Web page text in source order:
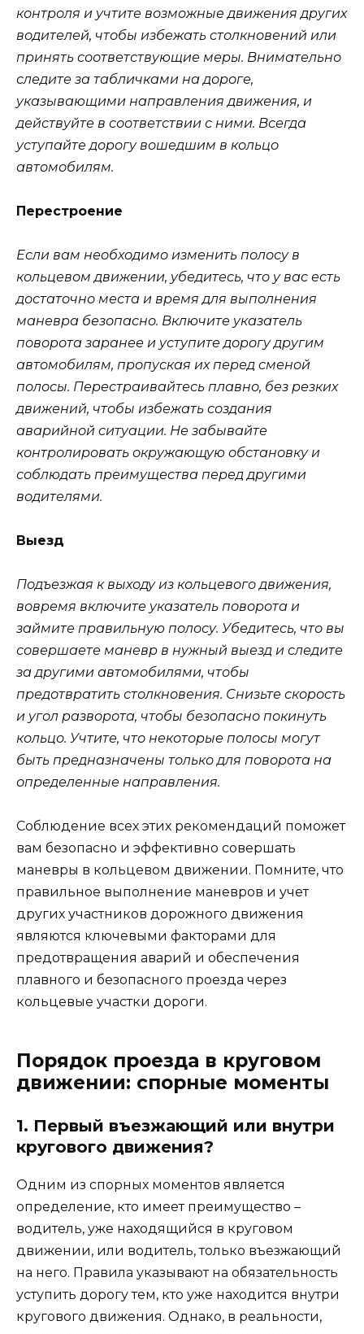
контроля и учтите возможные движения других
водителей, чтобы избежать столкновений или
принять соответствующие меры. Внимательно
следите за табличками на дороге,
указывающими направления движения, и
действуйте в соответствии с ними. Всегда
уступайте дорогу вошедшим в кольцо
автомобилям.
Перестроение
Если вам необходимо изменить полосу в
кольцевом движении, убедитесь, что у вас есть
достаточно места и время для выполнения
маневра безопасно. Включите указатель
поворота заранее и уступите дорогу другим
автомобилям, пропуская их перед сменой
полосы. Перестраивайтесь плавно, без резких
движений, чтобы избежать создания
аварийной ситуации. Не забывайте
контролировать окружающую обстановку и
соблюдать преимущества перед другими
водителями.
Выезд
Подъезжая к выходу из кольцевого движения,
вовремя включите указатель поворота и
займите правильную полосу. Убедитесь, что вы
совершаете маневр в нужный выезд и следите
за другими автомобилями, чтобы
предотвратить столкновения. Снизьте скорость
и угол разворота, чтобы безопасно покинуть
кольцо. Учтите, что некоторые полосы могут
быть предназначены только для поворота на
определенные направления.
Соблюдение всех этих рекомендаций поможет
вам безопасно и эффективно совершать
маневры в кольцевом движении. Помните, что
правильное выполнение маневров и учет
других участников дорожного движения
являются ключевыми факторами для
предотвращения аварий и обеспечения
плавного и безопасного проезда через
кольцевые участки дороги.
Порядок проезда в круговом
движении: спорные моменты
1. Первый въезжающий или внутри
кругового движения?
Одним из спорных моментов является
определение, кто имеет преимущество –
водитель, уже находящийся в круговом
движении, или водитель, только въезжающий
на него. Правила указывают на обязательность
уступить дорогу тем, кто уже находится внутри
кругового движения. Однако, в реальности,